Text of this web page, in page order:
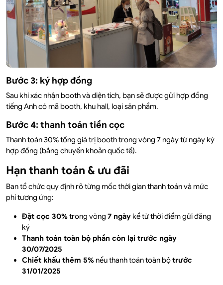
Bước 3: ký hợp đồng
Sau khi xác nhận booth và diện tích, bạn sẽ được gửi hợp đồng
tiếng Anh có mã booth, khu hall, loại sản phẩm.
Bước 4: thanh toán tiền cọc
Thanh toán 30% tổng giá trị booth trong vòng 7 ngày từ ngày ký
hợp đồng (bằng chuyển khoản quốc tế).
Hạn thanh toán & ưu đãi
Ban tổ chức quy định rõ từng mốc thời gian thanh toán và mức
phí tương ứng:
Đặt cọc 30%trong vòng 7 ngày kể từ thời điểm gửi đăng
ký
Thanh toán toàn bộ phần còn lại trước ngày
30/07/2025
Chiết khấu thêm 5% nếu thanh toán toàn bộtrước
31/01/2025